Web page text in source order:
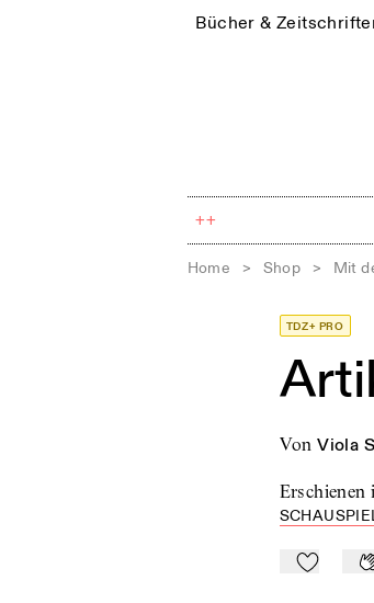
Bücher &
++
Home > Shop > Mit
TDZ+ PRO
von Viola
Erschienen
Zu Mein-